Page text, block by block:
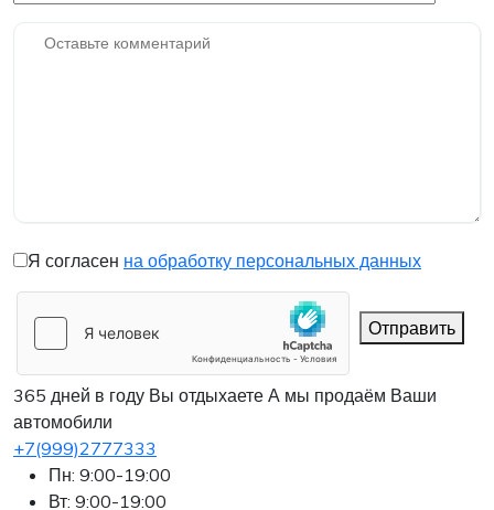
Я согласен на обработку персональных данных
Отправить
365 дней в году Вы отдыхаете А мы продаём Ваши
автомобили
+7(999)2777333
Пн: 9:00-19:00
Вт: 9:00-19:00